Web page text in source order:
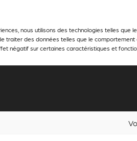
nous utilisons des technologies telles
traiter des données telles que le
négatif sur certaines caractéristiques et